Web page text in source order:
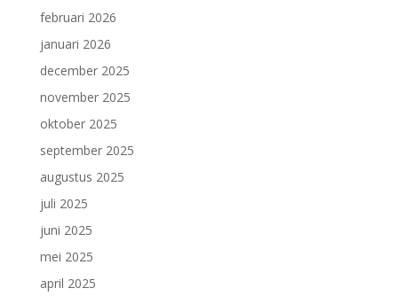
februari 2026
januari 2026
december 2025
november 2025
oktober 2025
september 2025
augustus 2025
juli 2025
juni 2025
mei 2025
april 2025